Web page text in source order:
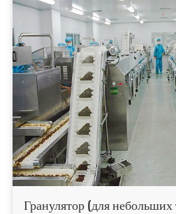
Гранулятор (для небольших